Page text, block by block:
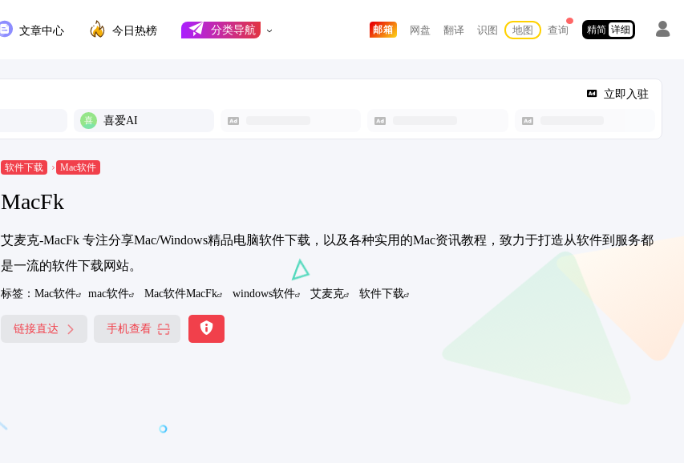
文章中心 今日热榜 分类导航 邮箱 网盘 翻译 识图 地图 查询 精简 详细
立即入驻
喜爱AI
软件下载 Mac软件
MacFk
艾麦克-MacFk 专注分享Mac/Windows精品电脑软件下载，以及各种实用的Mac资讯教程，致力于打造从软件到服务都
是一流的软件下载网站。
标签： Mac软件 mac软件 Mac软件MacFk windows软件 艾麦克 软件下载
链接直达 手机查看